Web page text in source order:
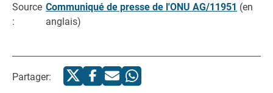
Source
:
Communiqué de presse de l'ONU AG/11951 (en
anglais)
Partager: